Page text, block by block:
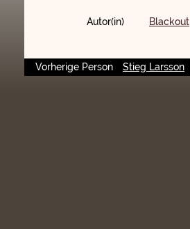
Autor(in) Blackout
Vorherige Person Stieg Larsson